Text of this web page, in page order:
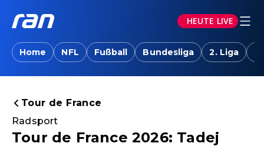
HEUTE LIVE
Home NFL Fußball Bundesliga 2. Liga
Tour de France
Radsport
Tour de France 2026: Tadej